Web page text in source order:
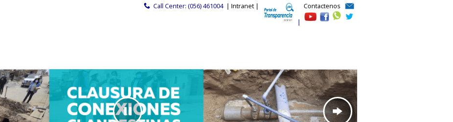
Call Center: (056) 461004 | Intranet |
|
Contactenos